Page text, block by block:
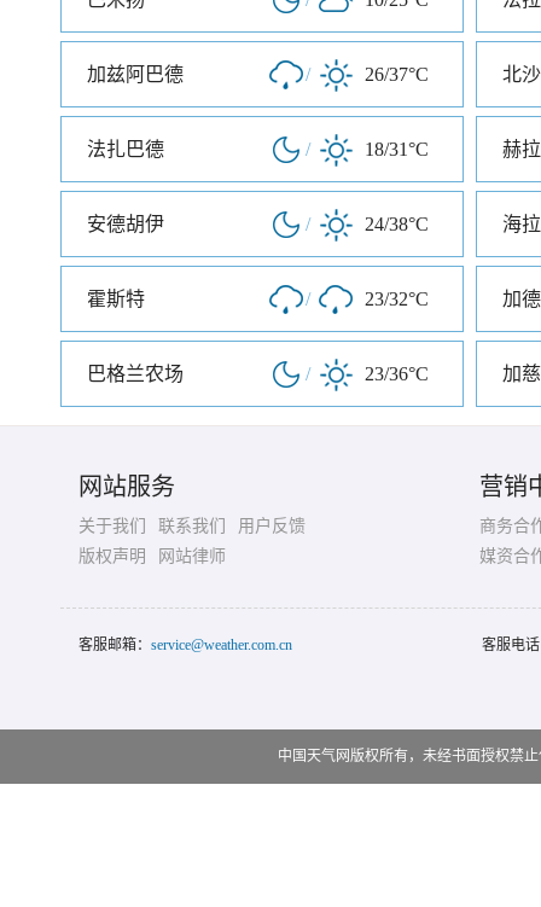
加兹阿巴德 / 26/37°C 北
法扎巴德 / 18/31°C 赫
安德胡伊 / 24/38°C 海
霍斯特 / 23/32°C 加
巴格兰农场 / 23/36°C 加
网站服务
关于我们 联系我们
用户反馈
版权声明
网站律师
营销
商务合
媒资合
客服邮箱： service@weather.com.cn 客服电
中国天气网版权所有，未经书面授权